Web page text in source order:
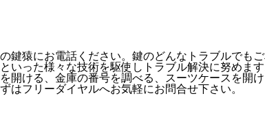
鍵猿にお電話ください。鍵のどんなトラブルでも
いった様々な技術を駆使しトラブル解決に努めま
開ける、金庫の番号を調べる、スーツケースを開
はフリーダイヤルへお気軽にお問合せ下さい。